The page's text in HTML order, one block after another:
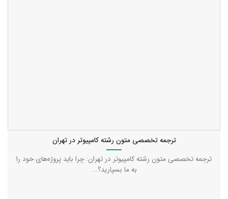
ترجمه تخصصی متون رشته کامپیوتر در تهران
ترجمه تخصصی متون رشته کامپیوتر در تهران: چرا باید پروژه‌های خود را
به ما بسپارید؟...